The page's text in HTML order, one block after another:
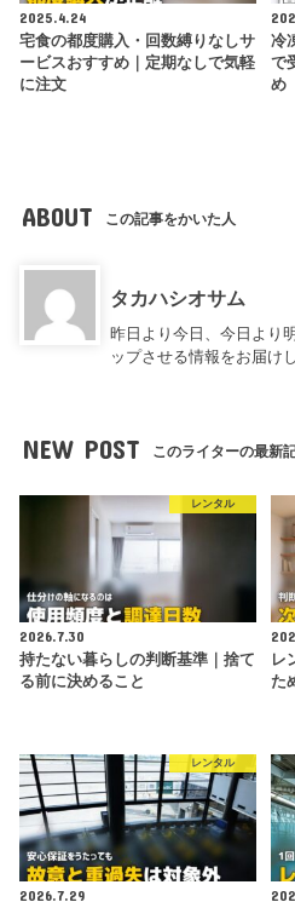
2025.4.24
宅食の都度購入・回数縛りなしサ
ービスおすすめ｜定期なしで気軽
に注文
冷
で
め
ABOUT この記事をかいた人
タカハシオサム
昨日より今日、今日より
ップさせる情報をお届け
NEW POST このライターの最新
レンタル
2026.7.30
持たない暮らしの判断基準｜捨て
る前に決めること
レ
た
レンタル
2026.7.29